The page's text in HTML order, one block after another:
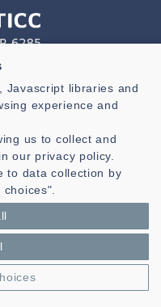
de l'information de la
Azimut - Créateur de solutions
Javascript libraries and
experience and
us to collect and
our privacy policy.
to data collection by